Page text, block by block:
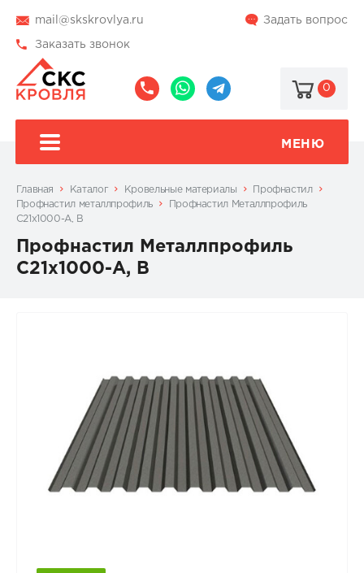
mail@skskrovlya.ru Задать вопрос
Заказать звонок
0
МЕНЮ
Главная Каталог Кровельные материалы
Профнастил
Профнастил металлпрофиль
Профнастил Металлпрофиль
С21х1000-А, В
Профнастил Металлпрофиль
С21х1000-А, В